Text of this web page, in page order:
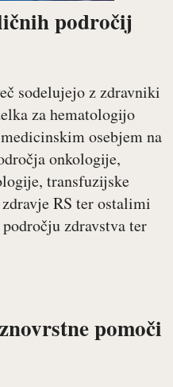
področij
sodelujejo z zdravniki
za hematologijo
osebjem na
onkologije,
transfuzijske
RS ter ostalimi
zdravstva ter
pomoči